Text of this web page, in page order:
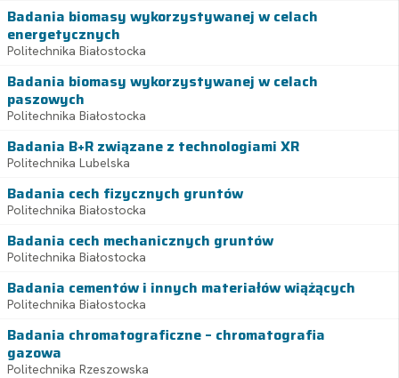
Badania biomasy wykorzystywanej w celach
energetycznych
Politechnika Białostocka
Badania biomasy wykorzystywanej w celach
paszowych
Politechnika Białostocka
Badania B+R związane z technologiami XR
Politechnika Lubelska
Badania cech fizycznych gruntów
Politechnika Białostocka
Badania cech mechanicznych gruntów
Politechnika Białostocka
Badania cementów i innych materiałów wiążących
Politechnika Białostocka
Badania chromatograficzne – chromatografia
gazowa
Politechnika Rzeszowska